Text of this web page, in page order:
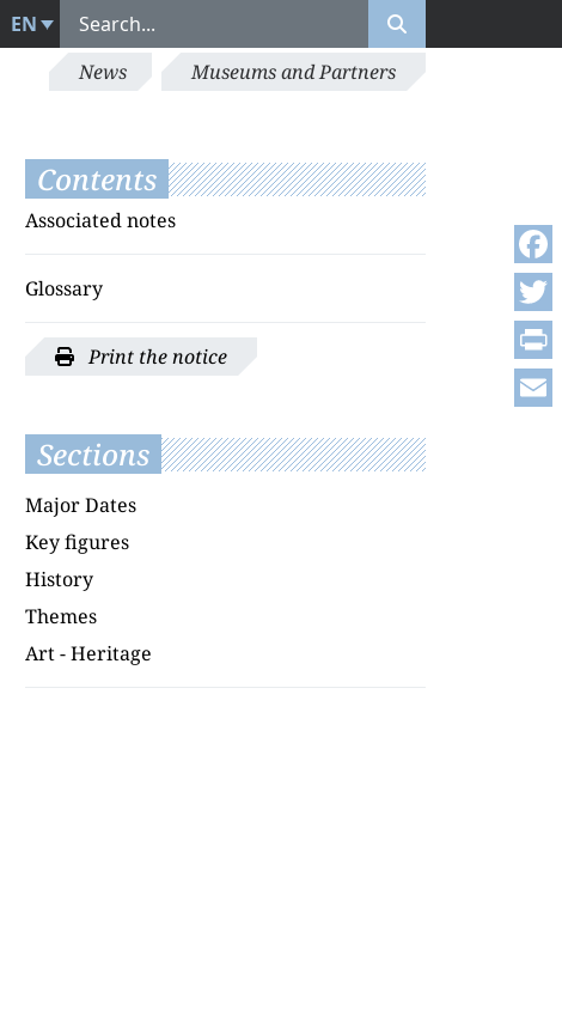
EN
News Museums and Partners
Contents
Associated notes
Glossary
Print the notice
Sections
Major Dates
Key figures
History
Themes
Art - Heritage
Print